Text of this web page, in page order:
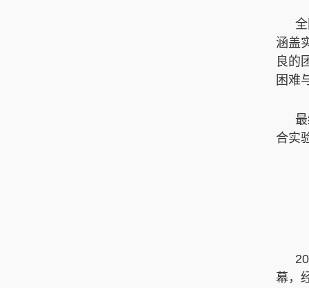
涵盖
良的
困难
合实
幕，